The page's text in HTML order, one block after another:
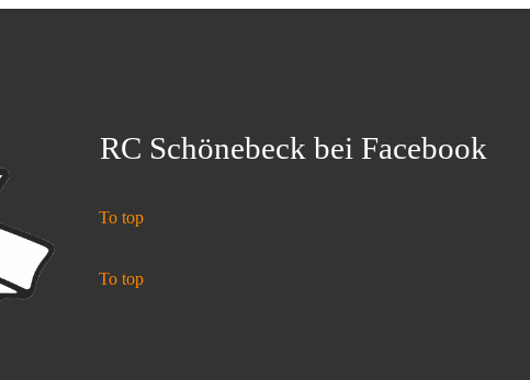
RC Schönebeck bei Facebook
To top
To top